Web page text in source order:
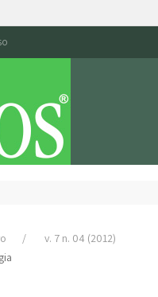
Canais
v. 7 n. 04 (2012)